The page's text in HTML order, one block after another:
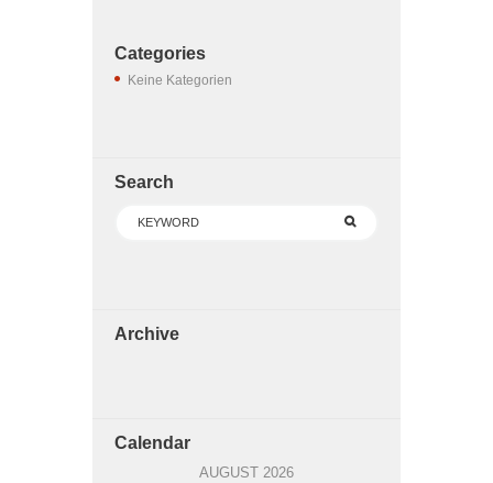
Categories
Keine Kategorien
Search
Archive
Calendar
AUGUST 2026